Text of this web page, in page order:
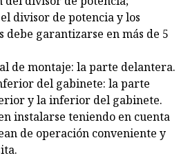
divisor de potencia y los
debe garantizarse en más de 5
de montaje: la parte delantera.
del gabinete: la parte
y la inferior del gabinete.
instalarse teniendo en cuenta
de operación conveniente y